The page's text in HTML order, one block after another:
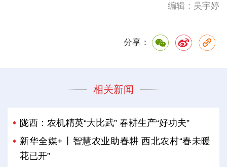
编辑：吴宇婷
分享：
相关新闻
陇西：农机精英“大比武” 春耕生产“好功夫”
新华全媒+丨智慧农业助春耕 西北农村“春未暖
花已开”